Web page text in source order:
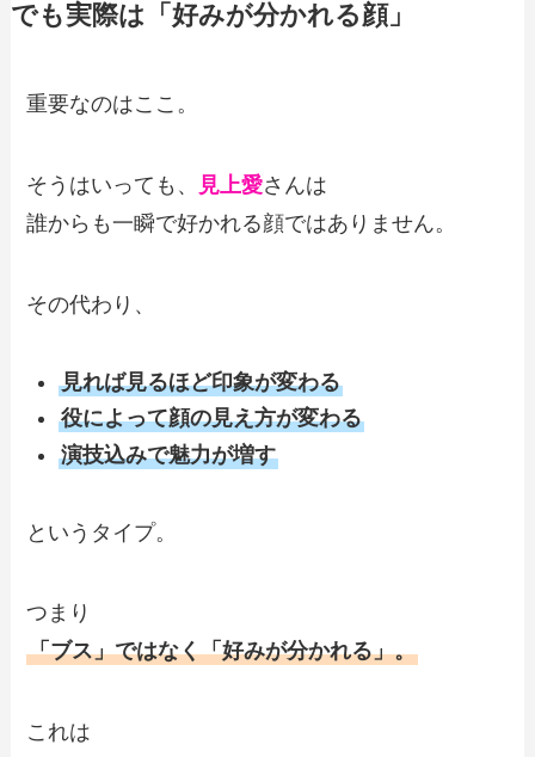
でも実際は「好みが分かれる顔」
重要なのはここ。
そうはいっても、 見上愛さんは
誰からも一瞬で好かれる顔ではありません。
その代わり、
見れば見るほど印象が変わる
役によって顔の見え方が変わる
演技込みで魅力が増す
というタイプ。
つまり
「ブス」ではなく「好みが分かれる」。
これは